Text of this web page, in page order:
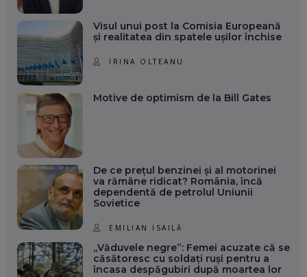
Visul unui post la Comisia Europeană
și realitatea din spatele ușilor închise
IRINA OLTEANU
Motive de optimism de la Bill Gates
De ce prețul benzinei și al motorinei
va rămâne ridicat? România, încă
dependentă de petrolul Uniunii
Sovietice
EMILIAN ISAILĂ
„Văduvele negre”: Femei acuzate că se
căsătoresc cu soldați ruși pentru a
încasa despăgubiri după moartea lor